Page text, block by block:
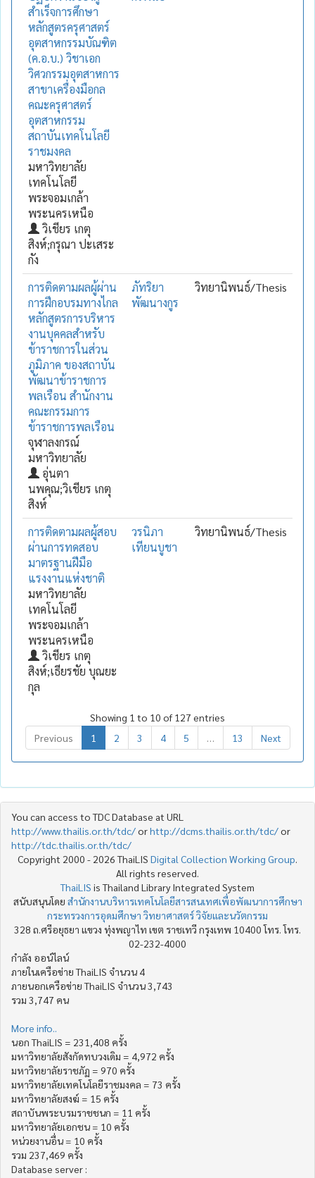
สำเร็จการศึกษา
หลักสูตรครุศาสตร์
อุตสาหกรรมบัณฑิต
(ค.อ.บ.) วิชาเอก
วิศวกรรมอุตสาหการ
สาขาเครื่องมือกล
คณะครุศาสตร์
อุตสาหกรรม
สถาบันเทคโนโลยี
ราชมงคล
มหาวิทยาลัย
เทคโนโลยี
พระจอมเกล้า
พระนครเหนือ
วิเชียร เกตุ
สิงห์;กรุณา ปะเสระ
กัง
การติดตามผลผู้ผ่าน
การฝึกอบรมทางไกล
หลักสูตรการบริหาร
งานบุคคลสำหรับ
ข้าราชการในส่วน
ภูมิภาค ของสถาบัน
พัฒนาข้าราชการ
พลเรือน สำนักงาน
คณะกรรมการ
ข้าราชการพลเรือน
จุฬาลงกรณ์
มหาวิทยาลัย
อุ่นตา
นพคุณ;วิเชียร เกตุ
สิงห์
ภัทริยา
พัฒนางกูร
วิทยานิพนธ์/Thesis
การติดตามผลผู้สอบ
ผ่านการทดสอบ
มาตรฐานฝีมือ
แรงงานแห่งชาติ
มหาวิทยาลัย
เทคโนโลยี
พระจอมเกล้า
พระนครเหนือ
วิเชียร เกตุ
สิงห์;เธียรชัย บุณยะ
กุล
วรนิภา
เทียนบูชา
วิทยานิพนธ์/Thesis
Showing 1 to 10 of 127 entries
Previous
1 2 3 4 5 13 Next
You can access to TDC Database at URL
http://www.thailis.or.th/tdc/orhttp://dcms.thailis.or.th/tdc/or
http://tdc.thailis.or.th/tdc/
Copyright 2000 - 2026 ThaiLIS Digital Collection Working Group
All rights reserved.
ThaiLIS is Thailand Library Integrated System
สนับสนุนโดย สำนักงานบริหารเทคโนโลยีสารสนเทศเพื่อพัฒนาการศึกษา
กระทรวงการอุดมศึกษา วิทยาศาสตร์ วิจัยและนวัตกรรม
328 ถ.ศรีอยุธยา แขวง ทุ่งพญาไท เขต ราชเทวี กรุงเทพ 10400 โทร. โทร.
02-232-4000
กำลัง ออน์ไลน์
ภายในเครือข่าย ThaiLIS จำนวน 4
ภายนอกเครือข่าย ThaiLIS จำนวน 3,743
รวม 3,747 คน
More info..
นอก ThaiLIS = 231,408 ครั้ง
มหาวิทยาลัยสังกัดทบวงเดิม = 4,972 ครั้ง
มหาวิทยาลัยราชภัฏ = 970 ครั้ง
มหาวิทยาลัยเทคโนโลยีราชมงคล = 73 ครั้ง
มหาวิทยาลัยสงฆ์ = 15 ครั้ง
สถาบันพระบรมราชชนก = 11 ครั้ง
มหาวิทยาลัยเอกชน = 10 ครั้ง
หน่วยงานอื่น = 10 ครั้ง
รวม 237,469 ครั้ง
Database server :